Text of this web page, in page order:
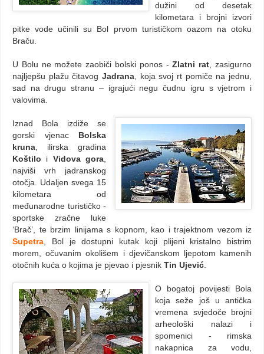
dužini od desetak
kilometara i brojni izvori
pitke vode učinili su Bol prvom turističkom oazom na otoku
Braču.
U Bolu ne možete zaobiči bolski ponos -Zlatni rat , zasigurno
najljepšu plažu čitavog Jadrana , koja svoj rt pomiče na jednu,
sad na drugu stranu – igrajući negu čudnu igru s vjetrom i
valovima.
Iznad Bola izdiže se
gorski vjenac Bolska
kruna , ilirska gradina
Koštilo i Vidova gora
najviši vrh jadranskog
otočja. Udaljen svega 15
kilometara od
međunarodne turističko -
sportske zračne luke
‘Brač’, te brzim linijama s kopnom, kao i trajektnom vezom iz
Supetra , Bol je dostupni kutak koji plijeni kristalno bistrim
morem, očuvanim okolišem i djevičanskom ljepotom kamenih
otočnih kuća o kojima je pjevao i pjesnik Tin Ujević
O bogatoj povijesti Bola
koja seže još u antička
vremena svjedoče brojni
arheološki nalazi i
spomenici - rimska
nakapnica za vodu,